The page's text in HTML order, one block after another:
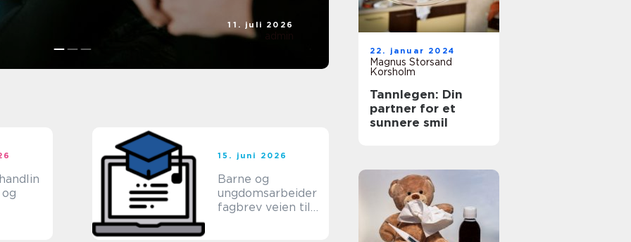
11. juli 2026
admin
ved siden av jobb og familie...
15. juni 2026
Barne og
ungdomsarbeider
fagbrev veien til
22. januar 2024
Magnus Storsand
Korsholm
Tannlegen: Din
partner for et
sunnere smil